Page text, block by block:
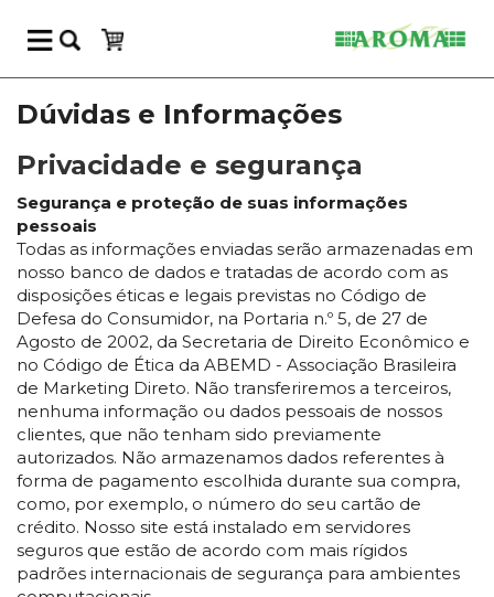
Dúvidas e Informações
Privacidade e segurança
Segurança e proteção de suas informações
pessoais
Todas as informações enviadas serão armazenadas em
nosso banco de dados e tratadas de acordo com as
disposições éticas e legais previstas no Código de
Defesa do Consumidor, na Portaria n.º 5, de 27 de
Agosto de 2002, da Secretaria de Direito Econômico e
no Código de Ética da ABEMD - Associação Brasileira
de Marketing Direto. Não transferiremos a terceiros,
nenhuma informação ou dados pessoais de nossos
clientes, que não tenham sido previamente
autorizados. Não armazenamos dados referentes à
forma de pagamento escolhida durante sua compra,
como, por exemplo, o número do seu cartão de
crédito. Nosso site está instalado em servidores
seguros que estão de acordo com mais rígidos
padrões internacionais de segurança para ambientes